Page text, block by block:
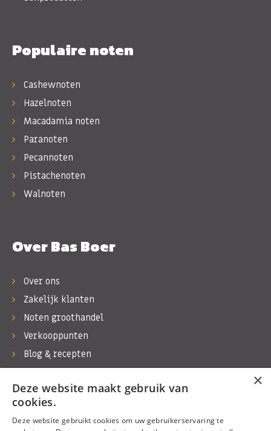
Populaire noten
Cashewnoten
Hazelnoten
Macadamia noten
Paranoten
Pecannoten
Pistachenoten
Walnoten
Over Bas Boer
Over ons
Zakelijk klanten
Noten groothandel
Verkooppunten
Blog & recepten
Werken bij Bas Boer Noten
Contact
×
Deze website maakt gebruik van
cookies.
Deze website gebruikt cookies om uw gebruikerservaring te